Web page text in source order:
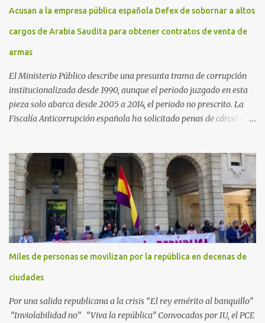
Acusan a la empresa pública española Defex de sobornar a altos
cargos de Arabia Saudita para obtener contratos de venta de
armas
El Ministerio Público describe una presunta trama de corrupción
institucionalizada desde 1990, aunque el periodo juzgado en esta
pieza solo abarca desde 2005 a 2014, el periodo no prescrito. La
Fiscalía Anticorrupción española ha solicitado penas de cárcel de
Arabia Saudita a través de la empresa pública española Defex,
disuelta. El fiscal Conrado Saiz describe en su escrito de
conclusiones cómo la empresa pública Defex pagó comisiones
ilegales a diversas autoridades del régimen árabe entre 2005 y
2014, para obtener a cambio la materialización de los contratos. El
Ministerio Público lleva a cabo esta acusación en una de las piezas
separadas del llamado 'caso Defex', que investiga once ventas
ejecutadas en este periodo, y atribuye a José Ignacio Encinas
Charro, presidente de la compañía pública hasta 2013, los
Miles de personas se movilizan por la república en decenas de
ciudades
Por una salida republicana a la crisis “El rey emérito al banquillo”
“Inviolabilidad no” “Viva la república” Convocados por IU, el PCE